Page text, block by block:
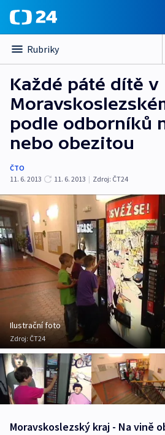
Rubriky
Každé páté dítě v
podle odborníků
nebo obezitou
ČTO
11. 6. 2013
11. 6. 2013 | Zdroj: ČT24
Ilustrační foto
Zdroj: ČT24
Moravskoslezský kraj - Na vině